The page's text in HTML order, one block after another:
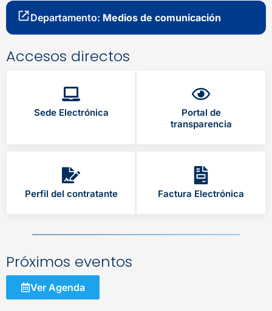
Departamento: Medios de comunicación
Accesos directos
Sede Electrónica
Portal de
transparencia
Perfil del contratante Factura Electrónica
Próximos eventos
Ver Agenda